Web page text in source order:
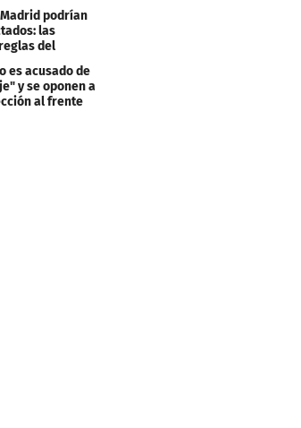
podrían
las
del
en LaLiga
es acusado de
y se oponen a
al frente